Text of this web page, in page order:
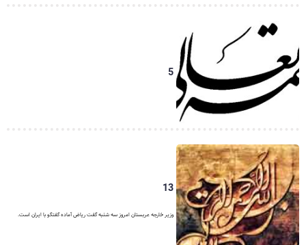
5
13
وزیر خارجه عربستان امروز سه شنبه گفت ریاض آماده گفتگو با ایران است.